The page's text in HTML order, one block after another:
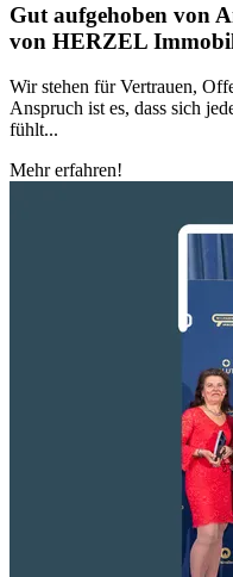
Gut aufgehoben von
von HERZEL
Wir stehen für Vertrauen,
Anspruch ist es, dass sich
fühlt...
Mehr erfahren!